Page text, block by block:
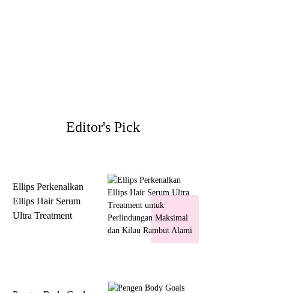
Editor's Pick
Ellips Perkenalkan
Ellips Hair Serum
Ultra Treatment